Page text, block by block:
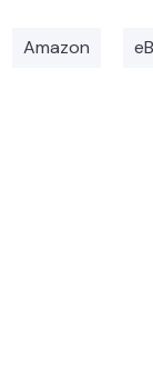
Amazon